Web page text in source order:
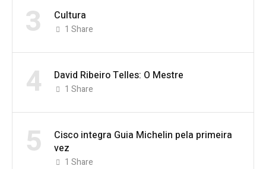
3 Cultura
1 Share
4 David Ribeiro Telles: O Mestre
1 Share
5
Cisco integra Guia Michelin pela primeira
vez
1 Share